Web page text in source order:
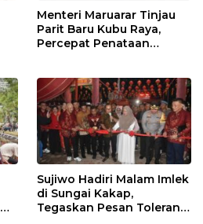
Menteri Maruarar Tinjau
Parit Baru Kubu Raya,
Percepat Penataan
Sujiwo Hadiri Malam Imlek
di Sungai Kakap,
Tegaskan Pesan Toleransi